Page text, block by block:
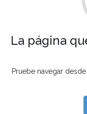
La página
Pruebe navegar